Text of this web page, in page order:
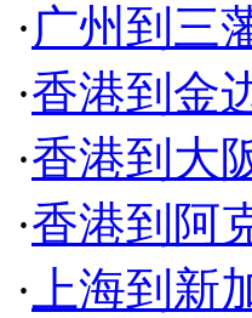
·广州到三
·香港到金
·香港到大
·香港到阿
· 上海到新